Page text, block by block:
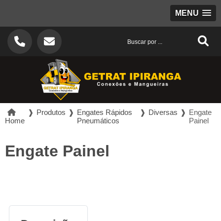
MENU
Home
❱ Produtos ❱ Engates Rápidos
Pneumáticos
❱ Diversas ❱ Engate
Painel
Engate Painel